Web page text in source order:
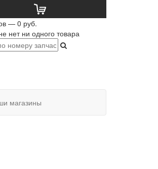
— 0 руб.
нет ни одного товара
магазины